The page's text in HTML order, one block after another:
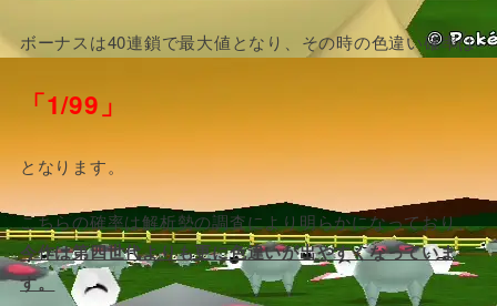
ボーナスは40連鎖で最大値となり、その時の色違い確率は
「1/99」
となります。
こちらの確率は解析勢の調査により明らかになっており、
今作は第四世代よりも更に色違いが出やすくなっていま
す。